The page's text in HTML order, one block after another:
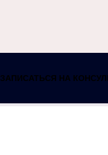
ЗАПИСАТЬСЯ НА